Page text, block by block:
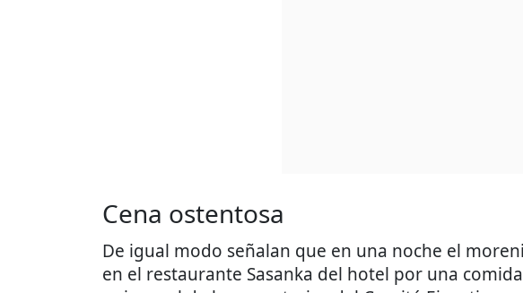
Cena ostentosa
De igual modo señalan que en una noche el
en el restaurante Sasanka del hotel por una